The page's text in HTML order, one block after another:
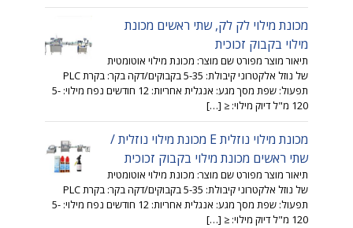
מכונת מילוי לק לק, שתי ראשים מכונת
מילוי בקבוק זכוכית
תיאור מוצר מפורט שם מוצר: מכונת מילוי אוטומטית
של נוזל אלקטרוני קיבולת: 5-35 בקבוקים/דקה בקר: בקרת PLC
תפעול: שפת מסך מגע: אנגלית אחריות: 12 חודשים נפח מילוי: 5-
120 מ"ל דיוק מילוי: ≤ […]
מכונת מילוי נוזלית E מכונת מילוי נוזלית /
שתי ראשים מכונת מילוי בקבוק זכוכית
תיאור מוצר מפורט שם מוצר: מכונת מילוי אוטומטית
של נוזל אלקטרוני קיבולת: 5-35 בקבוקים/דקה בקר: בקרת PLC
תפעול: שפת מסך מגע: אנגלית אחריות: 12 חודשים נפח מילוי: 5-
120 מ"ל דיוק מילוי: ≤ […]